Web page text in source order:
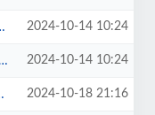
2024-10-14 10:24
2024-10-14 10:24
2024-10-18 21:16